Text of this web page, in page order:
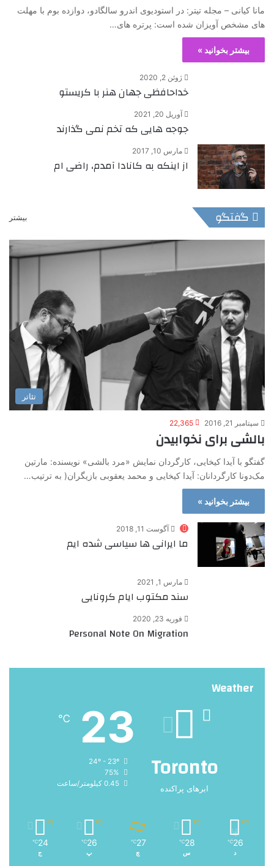
مانا کیانی – مجله تیتر: در استودیوی اندرو سالگادو، دوازده بوم با مهلت
های مشخص آویزان شده است: پرتره های…
بیشتر بخوانید »
ژوئن 2, 2020
خداحافظی جهان هنر با کریستو
آوریل 20, 2021
جوجه هایی که تخم نمی گذارند
مارس 10, 2017
از اینکه به کانادا آمدم، راضی ام
گفتگو بیشتر
تئاتر
سپتامبر 21, 2016 22,365
بالشی برای نخوابیدن
گفتگو با آیدا کیخایی، کارگردان نمایش «مرد بالشی» نویسنده: مارتین
مک‌دونا کارگردانان: آیدا کیخایی و محمد یعقوبی بازیگران( به ترتیب…
بیشتر بخوانید »
آگوست 11, 2018
ما ایرانی ها سیاسی شده ایم
مارس 1, 2021
سند مکتوب ایام کرونایی
فوریه 23, 2020
Personal Note On Migration
Weather
Toronto
ابرهای پراکنده
23
℃
24º - 23º
75%
0.45 کیلومتر/ساعت
26
℃
د
28
℃
س
27
℃
چ
26
℃
پ
24
℃
ج